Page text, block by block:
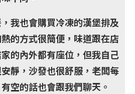
我也會購買冷凍的漢堡排及
的方式很簡便，味道跟在店
的內外都有座位，但我自己
靜，沙發也很舒服，老闆每
空的話也會跟我們聊天。